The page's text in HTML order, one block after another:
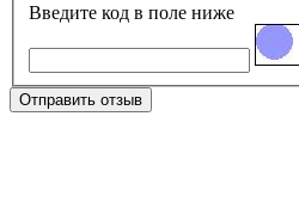
Введите код в поле ниже
Отправить отзыв